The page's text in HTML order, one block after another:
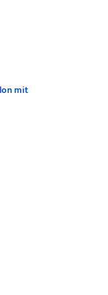
mit